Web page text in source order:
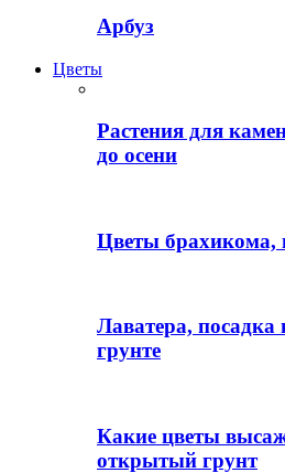
Арбуз
Цветы
Растения для
до осени
Цветы брахикома,
Лаватера,
грунте
Какие цветы
открытый грунт